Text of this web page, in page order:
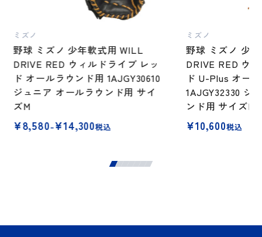
ミズノ
野球 ミズノ 少年軟式用 WILL
DRIVE RED ウィルドライブ レッ
ド オールラウンド用 1AJGY30610
ジュニア オールラウンド用 サイ
ズM
¥8,580–¥14,300
価
税込
ミズノ
野球 ミズノ 少
DRIVE RED ウ
ド U-Plus オー
1AJGY32330 ジ
ンド用 サイズM
¥10,600税込